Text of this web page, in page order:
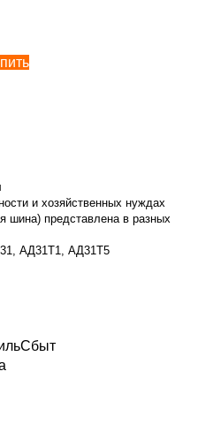
и хозяйственных нуждах
представлена в разных
АД31Т1, АД31Т5